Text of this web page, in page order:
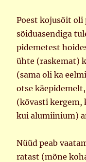
Poest kojusõit oli
sõiduasendiga
pidemetest
ühte (raskemat)
(sama oli ka
otse
(kõvasti kergem,
kui alumiinium)
Nüüd peab
ratast (mõne